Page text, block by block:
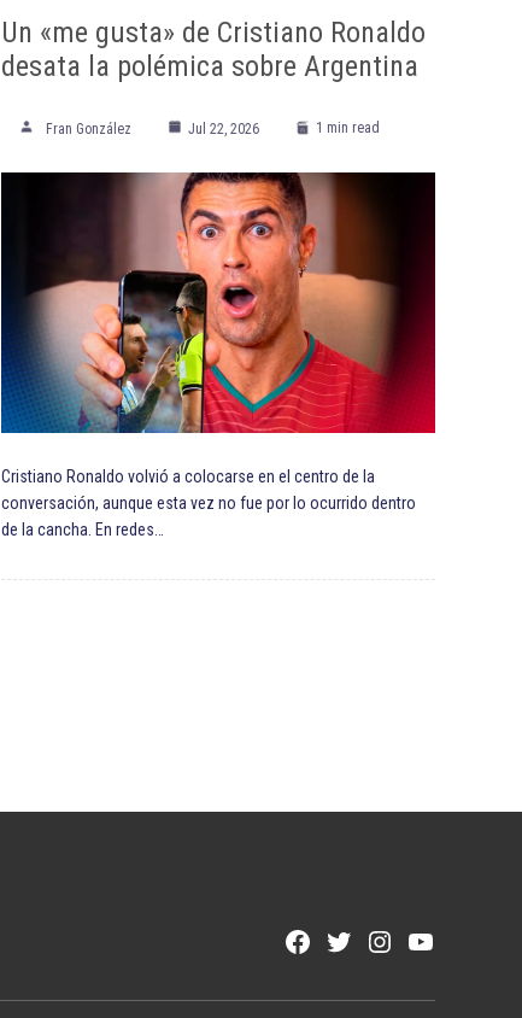
Un «me gusta» de Cristiano Ronaldo
desata la polémica sobre Argentina
Fran González Jul 22, 2026 1 min read
Cristiano Ronaldo volvió a colocarse en el centro de la
conversación, aunque esta vez no fue por lo ocurrido dentro
de la cancha. En redes…
Facebook
TwitterInstagram
YouTube